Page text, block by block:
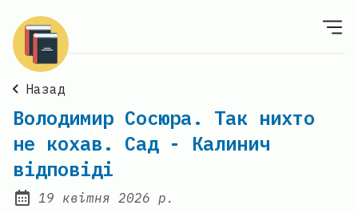
Назад
Володимир Сосюра. Так нихто
не кохав. Сад - Калинич
відповіді
Posted on:
19 квітня 2026 р.